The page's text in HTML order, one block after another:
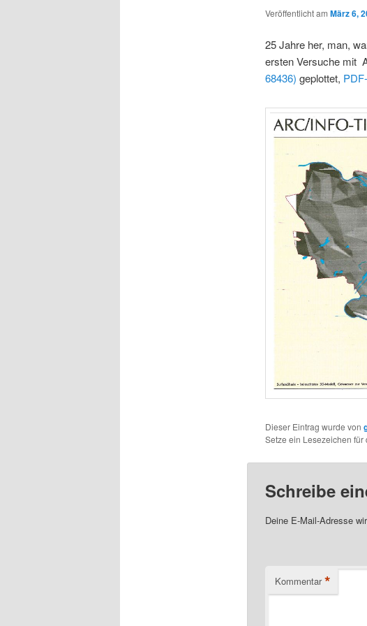
Veröffentlicht am März 6,
25 Jahre her, man,
ersten Versuche mit
68436) geplottet,
Dieser Eintrag wurde von
Setze ein Lesezeichen für
Schreibe
Deine E-Mail-Adresse
Kommentar *